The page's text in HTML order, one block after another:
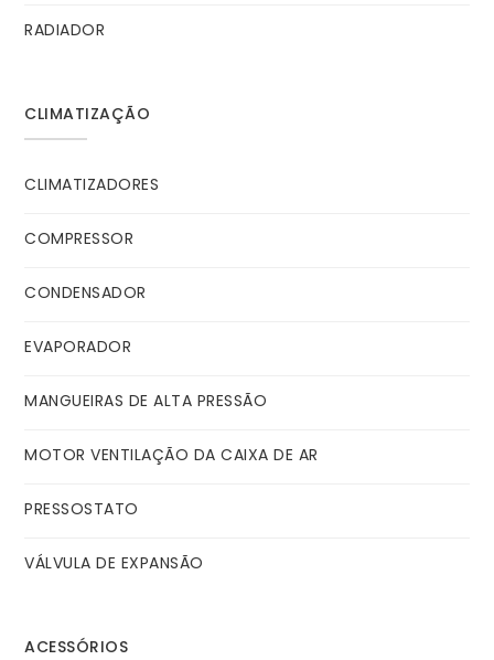
RADIADOR
CLIMATIZAÇÃO
CLIMATIZADORES
COMPRESSOR
CONDENSADOR
EVAPORADOR
MANGUEIRAS DE ALTA PRESSÃO
MOTOR VENTILAÇÃO DA CAIXA DE AR
PRESSOSTATO
VÁLVULA DE EXPANSÃO
ACESSÓRIOS